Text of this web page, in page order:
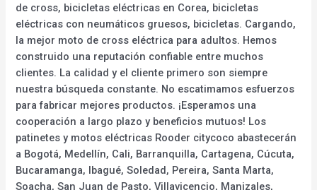
de cross, bicicletas eléctricas en Corea, bicicletas
eléctricas con neumáticos gruesos, bicicletas. Cargando,
la mejor moto de cross eléctrica para adultos. Hemos
construido una reputación confiable entre muchos
clientes. La calidad y el cliente primero son siempre
nuestra búsqueda constante. No escatimamos esfuerzos
para fabricar mejores productos. ¡Esperamos una
cooperación a largo plazo y beneficios mutuos! Los
patinetes y motos eléctricas Rooder citycoco abastecerán
a Bogotá, Medellín, Cali, Barranquilla, Cartagena, Cúcuta,
Bucaramanga, Ibagué, Soledad, Pereira, Santa Marta,
Soacha, San Juan de Pasto, Villavicencio, Manizales,